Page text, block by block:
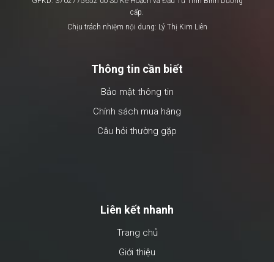
cấp.
Chịu trách nhiệm nội dung: Lý Thị Kim Liên
Thông tin cần biết
Bảo mật thông tin
Chính sách mua hàng
Câu hỏi thường gặp
Liên kết nhanh
Trang chủ
Giới thiệu